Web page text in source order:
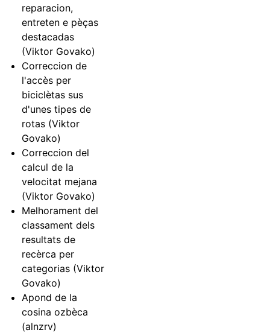
reparacion,
entreten e pèças
destacadas
(Viktor Govako)
Correccion de
l'accès per
biciclètas sus
d'unes tipes de
rotas (Viktor
Govako)
Correccion del
calcul de la
velocitat mejana
(Viktor Govako)
Melhorament del
classament dels
resultats de
recèrca per
categorias (Viktor
Govako)
Apond de la
cosina ozbèca
(alnzrv)